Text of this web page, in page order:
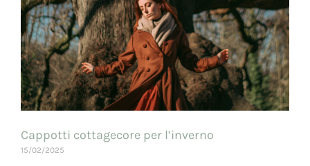
Cappotti cottagecore per l’inverno
15/02/2025